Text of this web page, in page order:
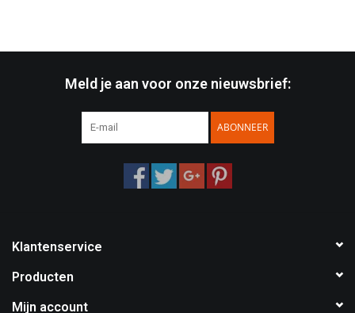
Meld je aan voor onze nieuwsbrief:
ABONNEER
Klantenservice
Producten
Mijn account